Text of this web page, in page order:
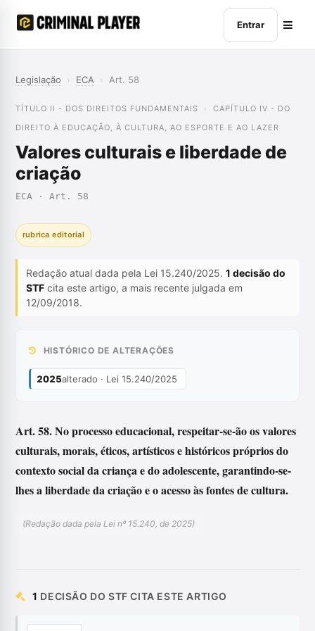
Entrar
Legislação › ECA › Art. 58
TÍTULO II - DOS DIREITOS FUNDAMENTAIS
CAPÍTULO IV - DO
DIREITO À EDUCAÇÃO, À CULTURA, AO ESPORTE E AO LAZER
Valores culturais e liberdade de
criação
ECA · Art. 58
rubrica editorial
Redação atual dada pela Lei 15.240/2025. 1 decisão do
STF cita este artigo, a mais recente julgada em
12/09/2018.
HISTÓRICO DE ALTERAÇÕES
2025alterado · Lei 15.240/2025
Art. 58. No processo educacional, respeitar-se-ão os valores
culturais, morais, éticos, artísticos e históricos próprios do
contexto social da criança e do adolescente, garantindo-se-
lhes a liberdade da criação e o acesso às fontes de cultura.
(Redação dada pela Lei nº 15.240, de 2025)
1 DECISÃO DO STF CITA ESTE ARTIGO